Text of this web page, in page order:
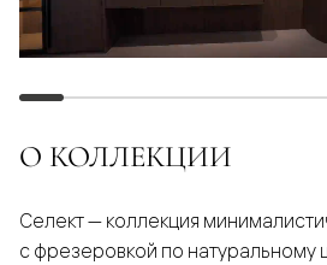
О КОЛЛЕКЦИИ
Селект — коллекция
с фрезеровкой по натуральному